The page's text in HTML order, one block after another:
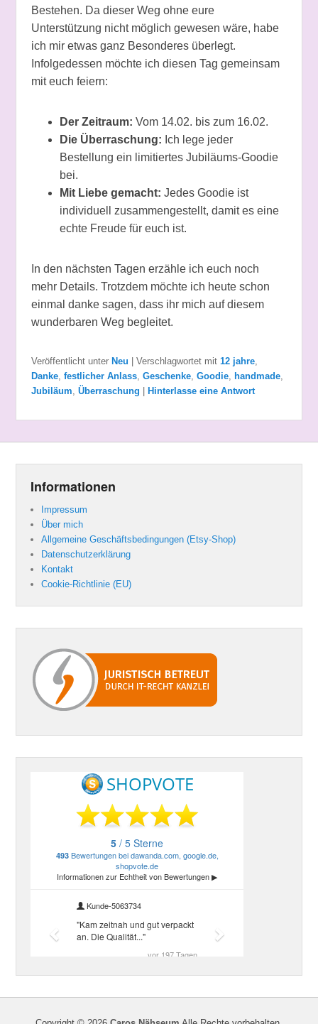
Bestehen. Da dieser Weg ohne eure
Unterstützung nicht möglich gewesen wäre, habe
ich mir etwas ganz Besonderes überlegt.
Infolgedessen möchte ich diesen Tag gemeinsam
mit euch feiern:
Der Zeitraum: Vom 14.02. bis zum 16.02.
Die Überraschung: Ich lege jeder
Bestellung ein limitiertes Jubiläums-Goodie
bei.
Mit Liebe gemacht: Jedes Goodie ist
individuell zusammengestellt, damit es eine
echte Freude für euch ist.
In den nächsten Tagen erzähle ich euch noch
mehr Details. Trotzdem möchte ich heute schon
einmal danke sagen, dass ihr mich auf diesem
wunderbaren Weg begleitet.
Veröffentlicht unter Neu Verschlagwortet mit 12 jahre,
Danke, festlicher Anlass, Geschenke, Goodie, handmade,
Jubiläum, Überraschung Hinterlasse eine Antwort
Informationen
Impressum
Über mich
Allgemeine Geschäftsbedingungen (Etsy-Shop)
Datenschutzerklärung
Kontakt
Cookie-Richtlinie (EU)